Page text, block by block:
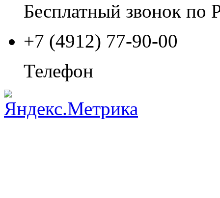
Бесплатный звонок по
+7 (4912) 77-90-00
Телефон